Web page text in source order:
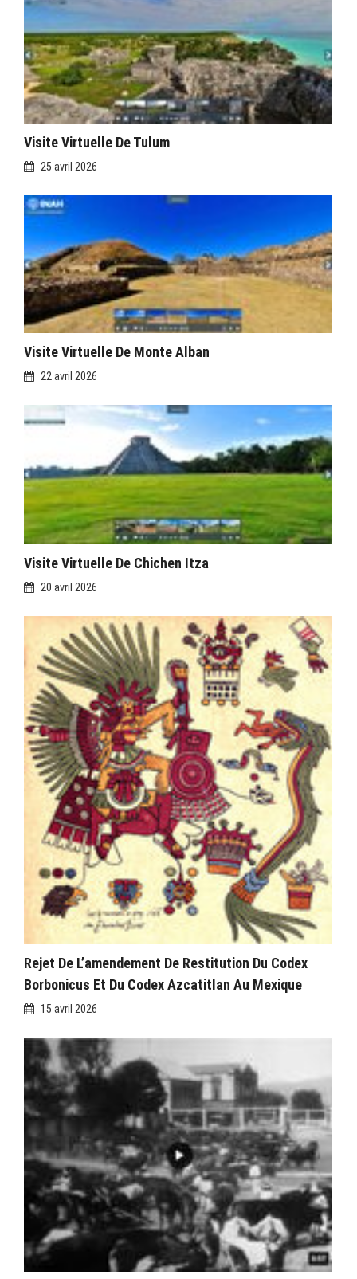
Visite Virtuelle De Tulum
25 avril 2026
Visite Virtuelle De Monte Alban
22 avril 2026
Visite Virtuelle De Chichen Itza
20 avril 2026
Rejet De L’amendement De Restitution Du Codex
Borbonicus Et Du Codex Azcatitlan Au Mexique
15 avril 2026